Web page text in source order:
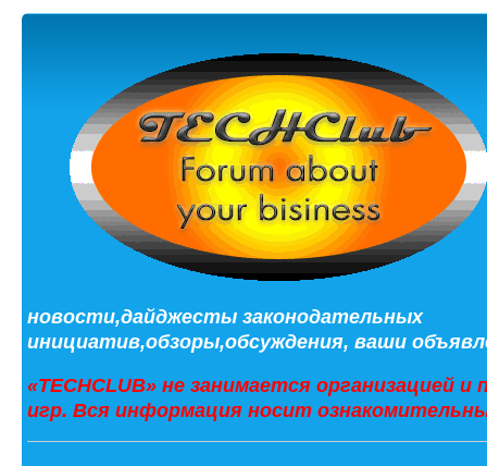
новости,дайджесты законодательных
инициатив,обзоры,обсуждения, ваши
«TECHCLUB» не занимается организацией
игр. Вся информация носит